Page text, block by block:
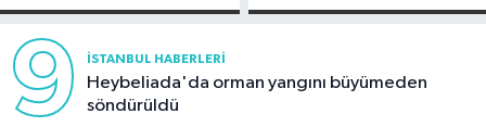
görüntülendi
9 İSTANBUL HABERLERI
Heybeliada'da orman yangını büyümeden
söndürüldü